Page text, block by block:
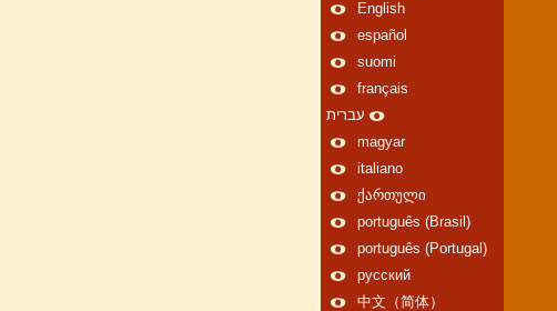
English
español
suomi
français
עברית
magyar
italiano
ქართული
português (Brasil)
português (Portugal)
русский
中文（简体）